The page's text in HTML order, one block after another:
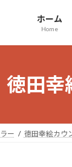
ホーム
Home
徳田幸
ー 徳田幸絵カウ